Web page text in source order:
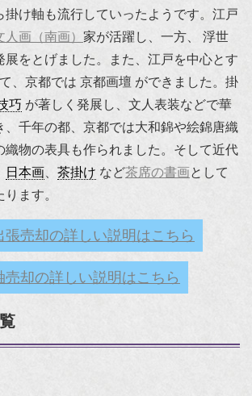
掛け軸も流行していったようです。江戸
人画（南画） 家が活躍し、一方、 浮世
展をとげました。また、江戸を中心とす
、京都では 京都画壇 ができました。掛
巧 が著しく発展し、文人表装などで華
、千年の都、京都では大和錦や絵錦唐織
織物の表具も作られました。そして近代
日本画 茶掛け など茶席の書画として
ます。
張売却の詳しい説明はこちら
売却の詳しい説明はこちら